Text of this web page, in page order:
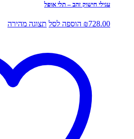
עגילי חישוק זהב – תלי אופל
₪728.00 הוספה לסל תצוגה מהירה